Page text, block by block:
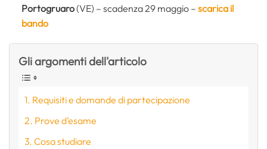
Portogruaro(VE) – scadenza 29 maggio – scarica il
bando
Gli argomenti dell'articolo
Requisiti e domande di partecipazione
Prove d’esame
Cosa studiare